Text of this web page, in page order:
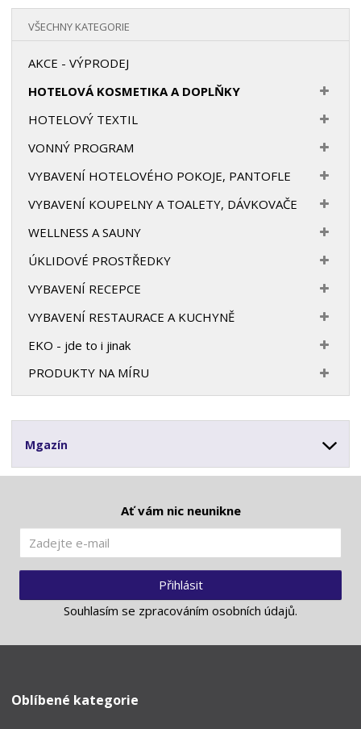
VŠECHNY KATEGORIE
AKCE - VÝPRODEJ
HOTELOVÁ KOSMETIKA A DOPLŇKY
HOTELOVÝ TEXTIL
VONNÝ PROGRAM
VYBAVENÍ HOTELOVÉHO POKOJE, PANTOFLE
VYBAVENÍ KOUPELNY A TOALETY, DÁVKOVAČE
WELLNESS A SAUNY
ÚKLIDOVÉ PROSTŘEDKY
VYBAVENÍ RECEPCE
VYBAVENÍ RESTAURACE A KUCHYNĚ
EKO - jde to i jinak
PRODUKTY NA MÍRU
Mgazín
Ať vám nic neunikne
Přihlásit
Souhlasím se zpracováním osobních údajů.
Oblíbené kategorie